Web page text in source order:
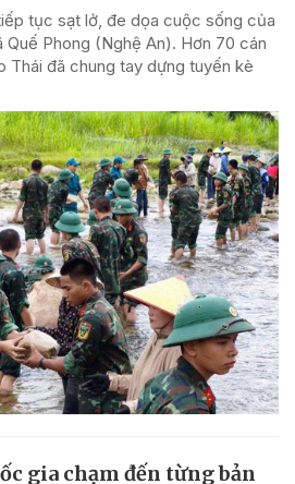
tục sạt lở, đe dọa cuộc sống của
Phong (Nghệ An). Hơn 70 cán
Thái đã chung tay dựng tuyến kè
gia chạm đến từng bản